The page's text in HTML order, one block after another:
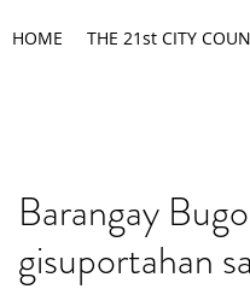
HOME THE 21st CITY
Barangay
gisuportahan